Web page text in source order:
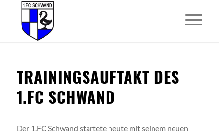
TRAININGSAUFTAKT DES
1.FC SCHWAND
Der 1.FC Schwand startete heute mit seinem neuen